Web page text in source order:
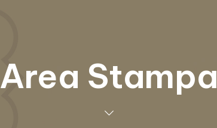
Area Stampa